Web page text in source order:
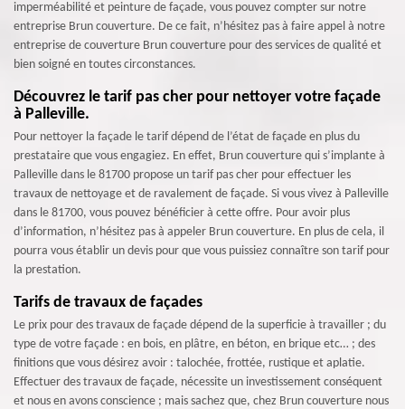
imperméabilité et peinture de façade, vous pouvez compter sur notre
entreprise Brun couverture. De ce fait, n’hésitez pas à faire appel à notre
entreprise de couverture Brun couverture pour des services de qualité et
bien soigné en toutes circonstances.
Découvrez le tarif pas cher pour nettoyer votre façade
à Palleville.
Pour nettoyer la façade le tarif dépend de l’état de façade en plus du
prestataire que vous engagiez. En effet, Brun couverture qui s’implante à
Palleville dans le 81700 propose un tarif pas cher pour effectuer les
travaux de nettoyage et de ravalement de façade. Si vous vivez à Palleville
dans le 81700, vous pouvez bénéficier à cette offre. Pour avoir plus
d’information, n’hésitez pas à appeler Brun couverture. En plus de cela, il
pourra vous établir un devis pour que vous puissiez connaître son tarif pour
la prestation.
Tarifs de travaux de façades
Le prix pour des travaux de façade dépend de la superficie à travailler ; du
type de votre façade : en bois, en plâtre, en béton, en brique etc… ; des
finitions que vous désirez avoir : talochée, frottée, rustique et aplatie.
Effectuer des travaux de façade, nécessite un investissement conséquent
et nous en avons conscience ; mais sachez que, chez Brun couverture nous